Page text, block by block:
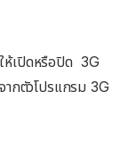
ห้เปิดหรือปิด 3G
กตัวโปรแกรม 3G